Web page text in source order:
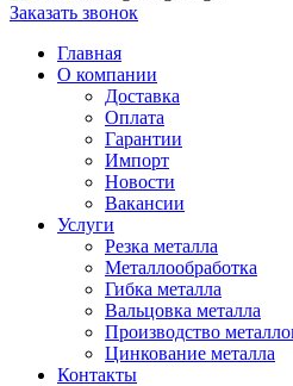
Заказать звонок
Главная
О компании
Доставка
Оплата
Гарантии
Импорт
Новости
Вакансии
Услуги
Резка металла
Металлообработка
Гибка металла
Вальцовка металла
Производство
Цинкование металла
Контакты